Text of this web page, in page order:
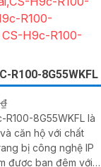
R100-8G55WKFL
8G55WKFL là
căn hộ với chất
được ban đêm với